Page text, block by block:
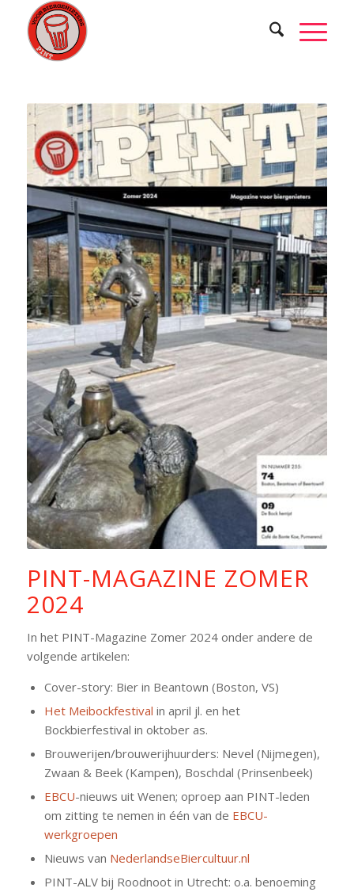
PINT-MAGAZINE ZOMER
2024
In het PINT-Magazine Zomer 2024 onder andere de
volgende artikelen:
Cover-story: Bier in Beantown (Boston, VS)
Het Meibockfestival in april jl. en het
Bockbierfestival in oktober as.
Brouwerijen/brouwerijhuurders: Nevel (Nijmegen),
Zwaan & Beek (Kampen), Boschdal (Prinsenbeek)
EBCU-nieuws uit Wenen; oproep aan PINT-leden
om zitting te nemen in één van de EBCU-
werkgroepen
Nieuws van NederlandseBiercultuur.nl
PINT-ALV bij Roodnoot in Utrecht: o.a. benoeming